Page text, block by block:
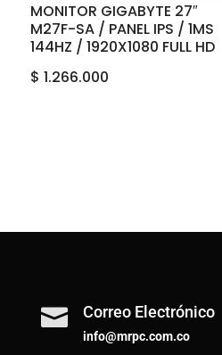
MONITOR GIGABYTE 27″
M27F-SA / PANEL IPS / 1MS
144HZ / 1920X1080 FULL HD
$ 1.266.000
 Correo Electrónico
info@mrpc.com.co